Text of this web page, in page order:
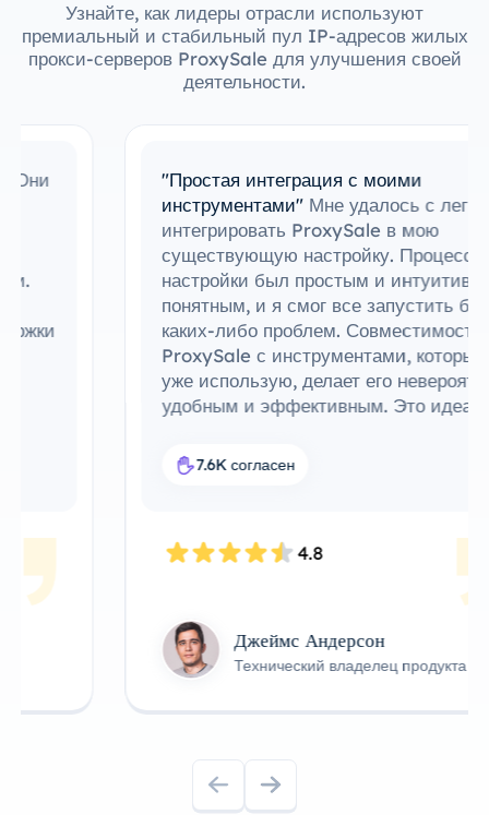
Узнайте, как лидеры отрасли используют
премиальный и стабильный пул IP-адресов жилых
прокси-серверов ProxySale для улучшения своей
деятельности.
"Простая интеграция с моими
инструментами"Мне удалось с легкостью
интегрировать ProxySale в мою
существующую настройку. Процесс
настройки был простым и интуитивно
понятным, и я смог все запустить без
каких-либо проблем. Совместимость
ProxySale с инструментами, которые я
уже использую, делает его невероятно
удобным и эффективным. Это идеальное
7.6K согласен
4.8
Джеймс Андерсон
Технический владелец продукта